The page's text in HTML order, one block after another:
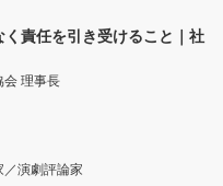
責任を引き受けること｜社
会 理事長
／演劇評論家